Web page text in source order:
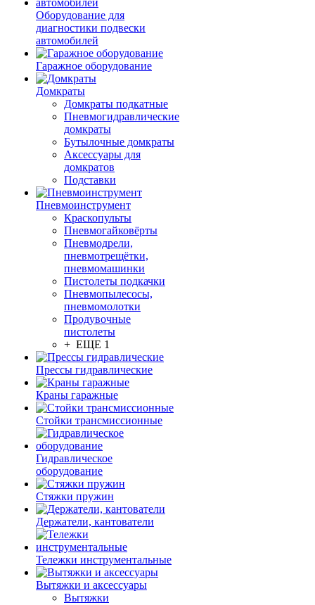
Оборудование для
диагностики подвески
автомобилей
Гаражное оборудование
Домкраты
Домкраты подкатные
Пневмогидравлические
домкраты
Бутылочные домкраты
Аксессуары для
домкратов
Подставки
Пневмоинструмент
Краскопульты
Пневмогайковёрты
Пневмодрели,
пневмотрещётки,
пневмомашинки
Пистолеты подкачки
Пневмопылесосы,
пневмомолотки
Продувочные
пистолеты
+ ЕЩЕ 1
Прессы гидравлические
Краны гаражные
Стойки трансмиссионные
Гидравлическое
оборудование
Стяжки пружин
Держатели, кантователи
Тележки инструментальные
Вытяжки и аксессуары
Вытяжки